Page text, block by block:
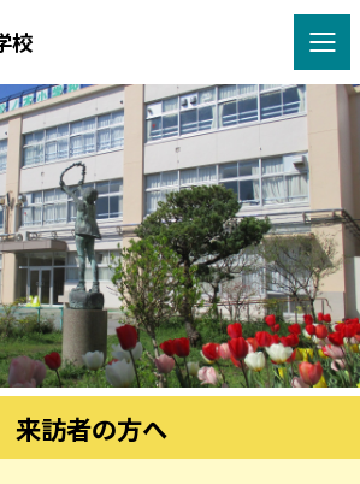
校
来訪者の方へ